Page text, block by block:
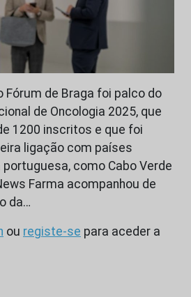
Fórum de Braga foi palco do
de Oncologia 2025, que
1200 inscritos e que foi
ligação com países
como Cabo Verde
Farma acompanhou de
da…
ou registe-se para aceder a